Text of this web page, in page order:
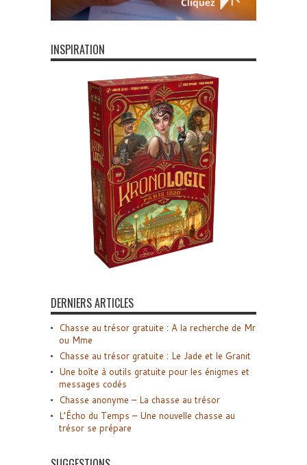
INSPIRATION
DERNIERS ARTICLES
Chasse au trésor gratuite : A la recherche de Mr
ou Mme
Chasse au trésor gratuite : Le Jade et le Granit
Une boîte à outils gratuite pour les énigmes et
messages codés
Chasse anonyme – La chasse au trésor
L’Écho du Temps – Une nouvelle chasse au
trésor se prépare